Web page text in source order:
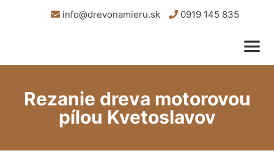
info@drevonamieru.sk 0919 145 835
Rezanie dreva motorovou
pílou Kvetoslavov